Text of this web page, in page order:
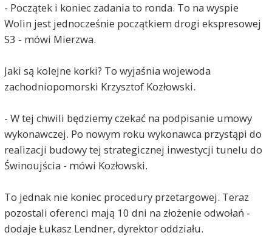
- Początek i koniec zadania to ronda. To na wyspie
Wolin jest jednocześnie początkiem drogi ekspresowej
S3 - mówi Mierzwa.
Jaki są kolejne korki? To wyjaśnia wojewoda
zachodniopomorski Krzysztof Kozłowski.
- W tej chwili będziemy czekać na podpisanie umowy
wykonawczej. Po nowym roku wykonawca przystąpi do
realizacji budowy tej strategicznej inwestycji tunelu do
Świnoujścia - mówi Kozłowski.
To jednak nie koniec procedury przetargowej. Teraz
pozostali oferenci mają 10 dni na złożenie odwołań -
dodaje Łukasz Lendner, dyrektor oddziału.